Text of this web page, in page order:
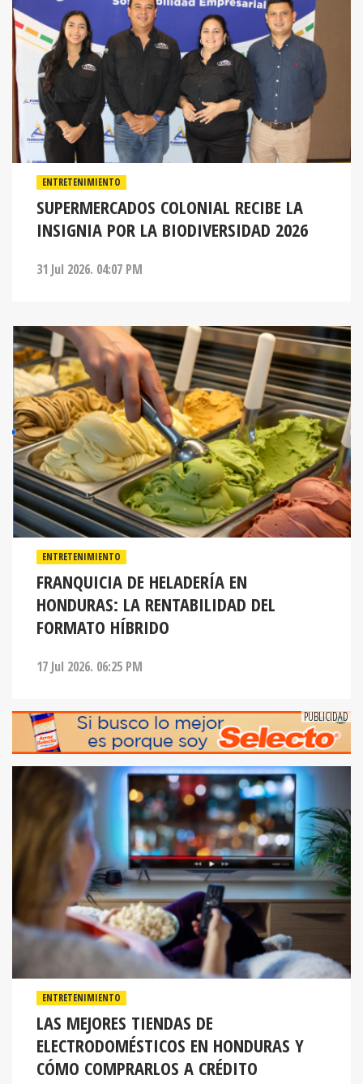
ENTRETENIMIENTO
SUPERMERCADOS COLONIAL RECIBE LA
INSIGNIA POR LA BIODIVERSIDAD 2026
31 Jul 2026. 04:07 PM
ENTRETENIMIENTO
FRANQUICIA DE HELADERÍA EN
HONDURAS: LA RENTABILIDAD DEL
FORMATO HÍBRIDO
17 Jul 2026. 06:25 PM
LAS MEJORES TIENDAS DE
ELECTRODOMÉSTICOS EN HONDURAS Y
CÓMO COMPRARLOS A CRÉDITO
Dentro del mercado hondureño, Elektra se ha